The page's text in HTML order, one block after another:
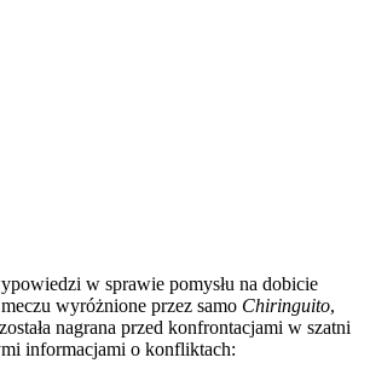
w sprawie pomysłu na dobicie
wyróżnione przez samo Chiringuito,
nagrana przed konfrontacjami w szatni
informacjami o konfliktach: